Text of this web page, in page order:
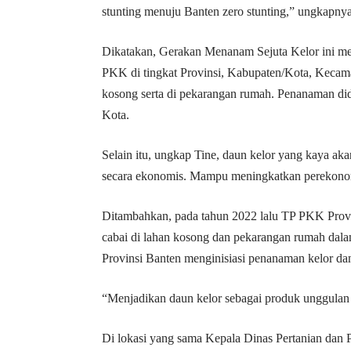
stunting menuju Banten zero stunting,”
Dikatakan, Gerakan Menanam Sejuta Kelor ini
PKK di tingkat Provinsi, Kabupaten/Kota,
kosong serta di pekarangan rumah. Penanaman
Kota.
Selain itu, ungkap Tine, daun kelor yang kaya
secara ekonomis. Mampu meningkatkan
Ditambahkan, pada tahun 2022 lalu TP PKK
cabai di lahan kosong dan pekarangan rumah
Provinsi Banten menginisiasi penanaman kelor
“Menjadikan daun kelor sebagai produk
Di lokasi yang sama Kepala Dinas Pertanian